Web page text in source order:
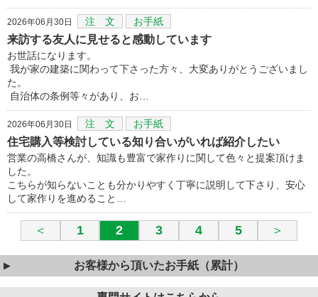
2026年06月30日 注 文 お手紙
来訪する友人に見せると感動しています
お世話になります。
我が家の建築に関わって下さった方々、大変ありがとうございまし
た。
自治体の条例等々があり、お…
2026年06月30日 注 文 お手紙
住宅購入等検討している知り合いがいれば紹介したい
営業の高橋さんが、知識も豊富で家作りに関して色々と提案頂けま
した。
こちらが知らないことも分かりやすく丁寧に説明して下さり、安心
して家作りを進めること…
＜ 1 2 3 4 5 ＞
お客様から頂いたお手紙（累計）